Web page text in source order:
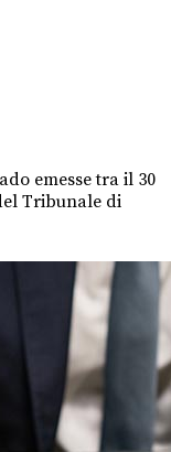
emesse tra il 30
Tribunale di